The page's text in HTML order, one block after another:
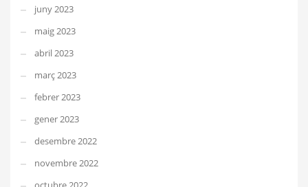
juny 2023
maig 2023
abril 2023
març 2023
febrer 2023
gener 2023
desembre 2022
novembre 2022